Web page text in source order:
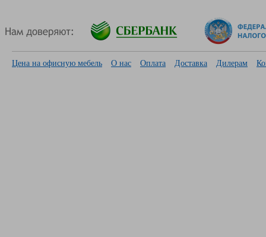
Цена на офисную мебель О нас Оплата Доставка Дилерам